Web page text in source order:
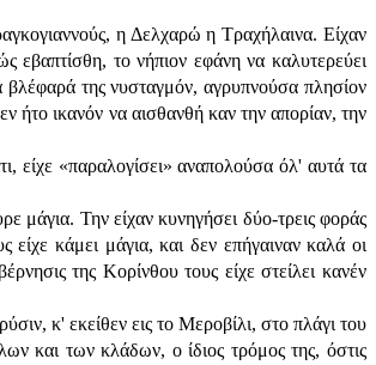
η Δελχαρώ η Τραχήλαινα. Είχαν
το νήπιον εφάνη να καλυτερεύει
βλέφαρά της νυσταγμόν, αγρυπνούσα πλησίον
ήτο ικανόν να αισθανθή καν την απορίαν, την
είχε «παραλογίσει» αναπολούσα όλ' αυτά τα
μάγια. Την είχαν κυνηγήσει δύο-τρεις φοράς
κάμει μάγια, και δεν επήγαιναν καλά οι
της Κορίνθου τους είχε στείλει κανέν
κ' εκείθεν εις το Μεροβίλι, στο πλάγι του
και των κλάδων, ο ίδιος τρόμος της, όστις